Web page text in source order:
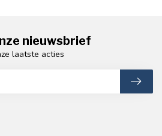
nieuwsbrief
laatste acties